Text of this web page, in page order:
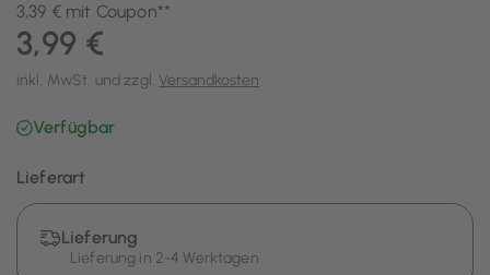
3,39 € mit Coupon**
3,99 €
inkl. MwSt. und zzgl. Versandkosten
Verfügbar
Lieferart
Lieferung
Lieferung in 2-4 Werktagen